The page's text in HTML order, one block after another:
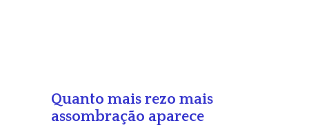
Quanto mais rezo mais
assombração aparece